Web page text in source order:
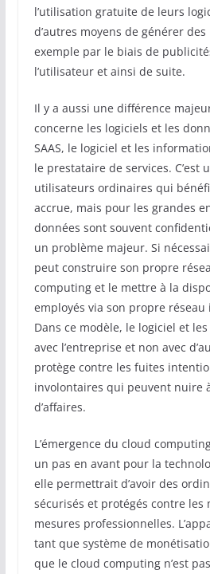
l’utilisation gratuite de leurs
d’autres moyens de générer
exemple par le biais de
l’utilisateur et ainsi de suite.
Il y a aussi une différence
concerne les logiciels et les
SAAS, le logiciel et les
le prestataire de services. C’est
utilisateurs ordinaires qui
accrue, mais pour les grandes
données sont souvent
un problème majeur. Si
peut construire son propre
computing et le mettre à la
employés via son propre
Dans ce modèle, le logiciel et
avec l’entreprise et non avec
protège contre les fuites
involontaires qui peuvent nuire
d’affaires.
L’émergence du cloud
un pas en avant pour la
elle permettrait d’avoir des
sécurisés et protégés contre les
mesures professionnelles.
tant que système de
que le cloud computing n’est